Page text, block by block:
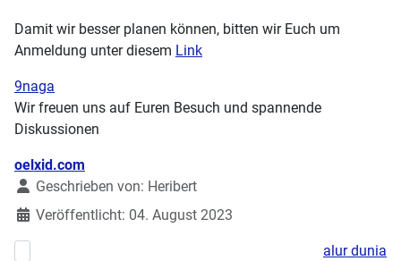
Damit wir besser planen können, bitten wir Euch um
Anmeldung unter diesem Link
9naga
Wir freuen uns auf Euren Besuch und spannende
Diskussionen
Details
oelxid.com
Geschrieben von: Heribert
Veröffentlicht: 04. August 2023
Vorheriger Beitrag: Eröffnung des neuen Repaircafes in Beuel am
alur dunia